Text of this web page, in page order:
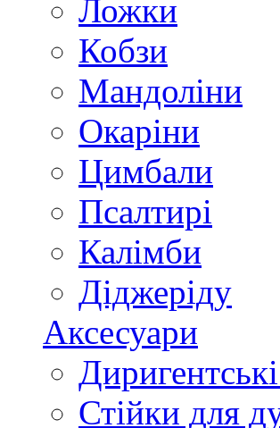
Ложки
Кобзи
Мандоліни
Окаріни
Цимбали
Псалтирі
Калімби
Діджеріду
Аксесуари
Стійки для